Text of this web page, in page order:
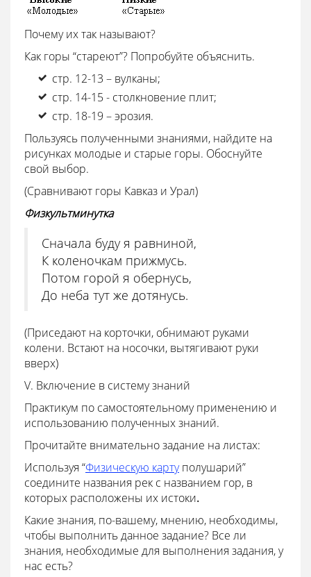
Почему их так называют?
Как горы “стареют”? Попробуйте объяснить.
стр. 12-13 – вулканы;
стр. 14-15 - столкновение плит;
стр. 18-19 – эрозия.
Пользуясь полученными знаниями, найдите на
рисунках молодые и старые горы. Обоснуйте
свой выбор.
(Сравнивают горы Кавказ и Урал)
Физкультминутка
Сначала буду я равниной,
К коленочкам прижмусь.
Потом горой я обернусь,
До неба тут же дотянусь.
(Приседают на корточки, обнимают руками
колени. Встают на носочки, вытягивают руки
вверх)
V. Включение в систему знаний
Практикум по самостоятельному применению и
использованию полученных знаний.
Прочитайте внимательно задание на листах:
Используя “Физическую картуполушарий”
соедините названия рек с названием гор, в
которых расположены их истоки.
Какие знания, по-вашему, мнению, необходимы,
чтобы выполнить данное задание? Все ли
знания, необходимые для выполнения задания, у
нас есть?